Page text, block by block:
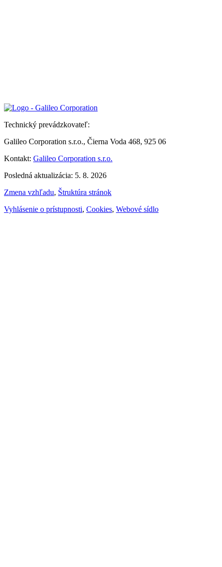
Technický prevádzkovateľ:
Galileo Corporation s.r.o., Čierna Voda 468, 925 06
Kontakt: Galileo Corporation s.r.o.
Posledná aktualizácia: 5. 8. 2026
Zmena vzhľadu, Štruktúra stránok
Vyhlásenie o prístupnosti, Cookies, Webové sídlo